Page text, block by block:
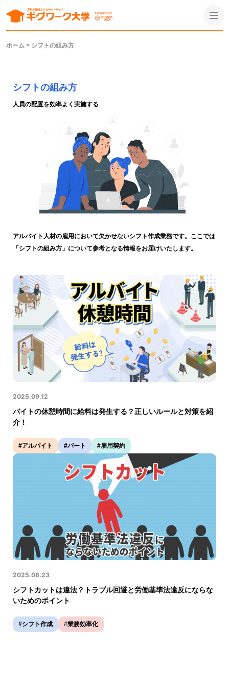
ホーム > シフトの組み方
シフトの組み方
人員の配置を効率よく実施する
アルバイト人材の雇用において欠かせないシフト作成業務です。ここでは
「シフトの組み方」について参考となる情報をお届けいたします。
2025.09.12
バイトの休憩時間に給料は発生する？正しいルールと対策を紹
介！
#アルバイト #パート #雇用契約
2025.08.23
シフトカットは違法？トラブル回避と労働基準法違反にならな
いためのポイント
#シフト作成 #業務効率化